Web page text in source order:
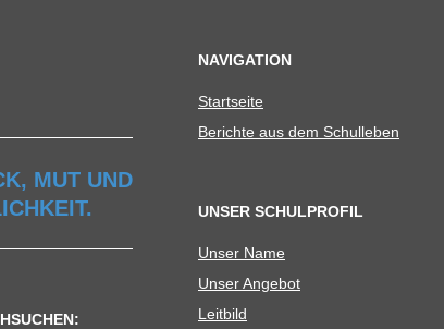
MUT UND
NAVIGATION
Start­seite
Berichte aus dem Schulleben
UNSER SCHULPROFIL
Unser Name
Unser Ange­bot
Leit­bild